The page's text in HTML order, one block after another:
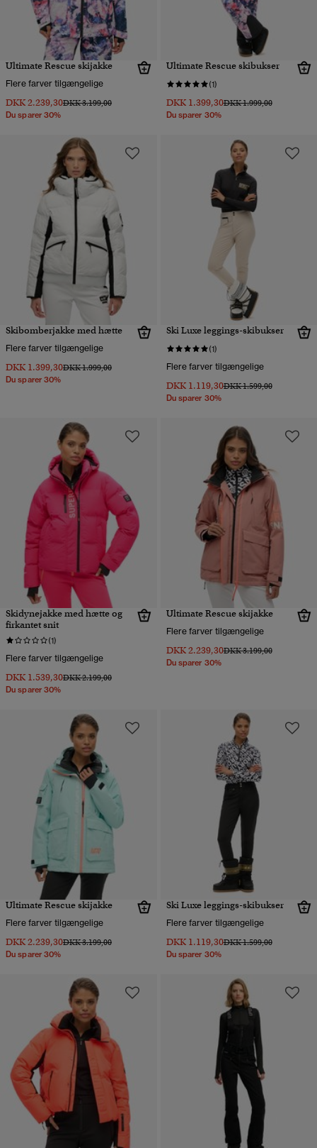
Ultimate Rescue skijakke
Flere farver tilgængelige
DKK 2.239,30Pris nedsat fra
DKK 3.199,00til
Du sparer 30%
Ultimate Rescue skibukser
(1)
DKK 1.399,30Pris nedsat fra
DKK 1.999,00til
Du sparer 30%
Skibomberjakke med hætte
Flere farver tilgængelige
DKK 1.399,30Pris nedsat fra
DKK 1.999,00til
Du sparer 30%
Ski Luxe leggings-skibukser
(1)
Flere farver tilgængelige
DKK 1.119,30Pris nedsat fra
DKK 1.599,00til
Du sparer 30%
Skidynejakke med hætte og
firkantet snit
(1)
Flere farver tilgængelige
DKK 1.539,30Pris nedsat fra
DKK 2.199,00til
Du sparer 30%
Ultimate Rescue skijakke
Flere farver tilgængelige
DKK 2.239,30Pris nedsat fra
DKK 3.199,00til
Du sparer 30%
Ultimate Rescue skijakke
Flere farver tilgængelige
DKK 2.239,30Pris nedsat fra
DKK 3.199,00til
Du sparer 30%
Ski Luxe leggings-skibukser
Flere farver tilgængelige
DKK 1.119,30Pris nedsat fra
DKK 1.599,00til
Du sparer 30%